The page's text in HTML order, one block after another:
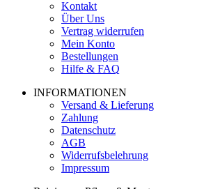
Kontakt
Über Uns
Vertrag widerrufen
Mein Konto
Bestellungen
Hilfe & FAQ
INFORMATIONEN
Versand & Lieferung
Zahlung
Datenschutz
AGB
Widerrufsbelehrung
Impressum